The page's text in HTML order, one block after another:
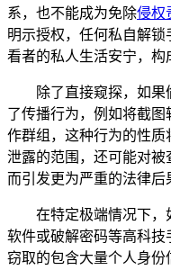
系，也不能成为免除侵权
明示授权，任何私自解
看者的私人生活安宁，构
除了直接窥探，如果
了传播行为，例如将截
作群组，这种行为的性
泄露的范围，还可能对被
而引发更为严重的法律后
在特定极端情况下，
软件或破解密码等高科
窃取的包含大量个人身